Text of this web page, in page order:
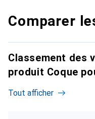
Comparer
Classement des
produit Coque
Tout afficher